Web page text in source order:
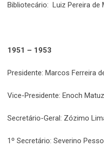
Bibliotecário: Luiz Pereira de
1951 – 1953
Presidente: Marcos Ferreira
Vice-Presidente: Enoch
Secretário-Geral: Zózimo
1º Secretário: Severino